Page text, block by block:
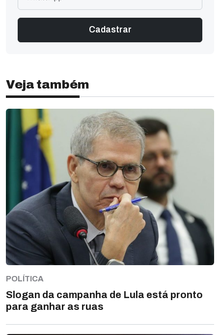
Veja também
POLÍTICA
Slogan da campanha de Lula está pronto
para ganhar as ruas